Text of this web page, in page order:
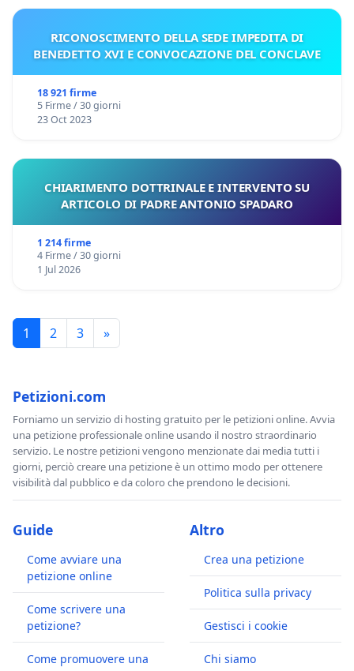
RICONOSCIMENTO DELLA SEDE IMPEDITA DI
BENEDETTO XVI E CONVOCAZIONE DEL CONCLAVE
18 921 firme
5 Firme / 30 giorni
23 Oct 2023
CHIARIMENTO DOTTRINALE E INTERVENTO SU
ARTICOLO DI PADRE ANTONIO SPADARO
1 214 firme
4 Firme / 30 giorni
1 Jul 2026
1 2 3 »
Petizioni.com
Forniamo un servizio di hosting gratuito per le petizioni online. Avvia
una petizione professionale online usando il nostro straordinario
servizio. Le nostre petizioni vengono menzionate dai media tutti i
giorni, perciò creare una petizione è un ottimo modo per ottenere
visibilità dal pubblico e da coloro che prendono le decisioni.
Guide
Come avviare una
petizione online
Come scrivere una
petizione?
Come promuovere una
Altro
Crea una petizione
Politica sulla privacy
Gestisci i cookie
Chi siamo